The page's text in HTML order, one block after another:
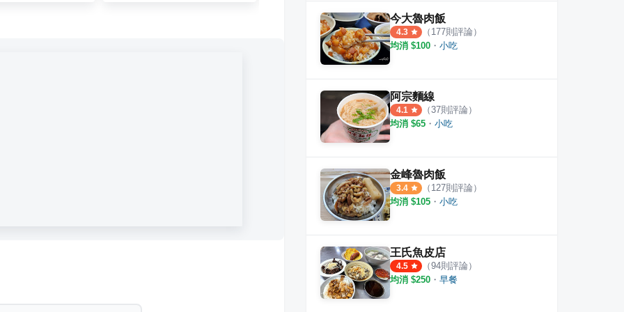
今大魯肉飯
4.3 （ 177則評論）
均消 $100 ・ 小吃
阿宗麵線
4.1 （37則評論）
均消 $65 ・ 小吃
金峰魯肉飯
3.4 （ 127則評論）
均消 $105 ・ 小吃
王氏魚皮店
4.5 （94則評論）
均消 $250 ・ 早餐